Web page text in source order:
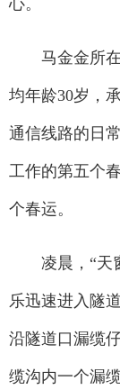
心。
马金金所在
均年龄30岁，
通信线路的日
工作的第五个
个春运。
凌晨，“天窗
乐迅速进入隧
沿隧道口漏缆
缆沟内一个漏